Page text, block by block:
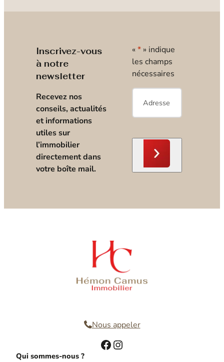
Inscrivez-vous
à notre
newsletter
Recevez nos
conseils, actualités
et informations
utiles sur
l’immobilier
directement dans
votre boîte mail.
« * » indique
les champs
nécessaires
E-
mail*
Nous appeler
Facebook Instagram
Qui sommes-nous ?